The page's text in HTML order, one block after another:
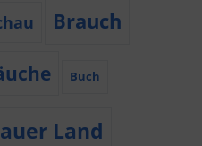
Brauch
Buch
Land